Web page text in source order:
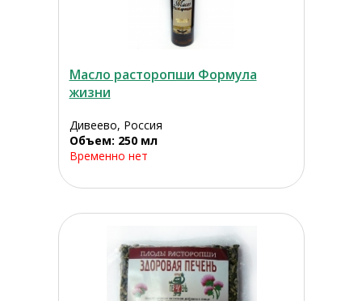
Масло расторопши Формула
жизни
Дивеево, Россия
Объем: 250 мл
Временно нет